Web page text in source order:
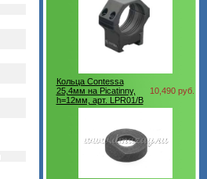
Кольца Contessa
25,4мм на Picatinny,
h=12мм, арт. LPR01/B
10,490 руб.